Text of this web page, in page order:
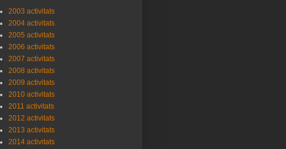
2003 activitats
2004 activitats
2005 activitats
2006 activitats
2007 activitats
2008 activitats
2009 activitats
2010 activitats
2011 activitats
2012 activitats
2013 activitats
2014 activitats